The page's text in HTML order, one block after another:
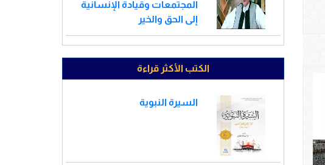
المجتمعات وقيادة الإنسانية
إلى الحق والخير
الكتب الأكثر قراءة
السيرة النبوية